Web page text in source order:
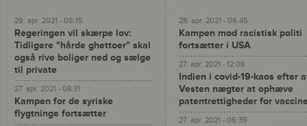
29. apr. 2021 - 06:15
Regeringen vil skærpe lov:
Tidligere "hårde ghettoer" skal
også rive boliger ned og sælge
til private
27. apr. 2021 - 08:31
Kampen for de syriske
flygtninge fortsætter
28. apr. 2021 - 06:45
Kampen mod racistisk politi
fortsætter i USA
27. apr. 2021 - 12:06
Indien i covid-19-kaos efter
Vesten nægter at ophæve
patentrettigheder for
27. apr. 2021 - 06:39